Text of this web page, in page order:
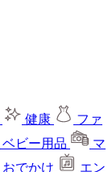
健康
ファ
ベビー用品
マ
おでかけ
エン